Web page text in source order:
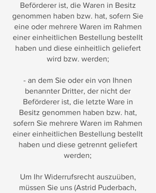
Beförderer ist, die Waren in Besitz
genommen haben bzw. hat, sofern Sie
eine oder mehrere Waren im Rahmen
einer einheitlichen Bestellung bestellt
haben und diese einheitlich geliefert
wird bzw. werden;
- an dem Sie oder ein von Ihnen
benannter Dritter, der nicht der
Beförderer ist, die letzte Ware in
Besitz genommen haben bzw. hat,
sofern Sie mehrere Waren im Rahmen
einer einheitlichen Bestellung bestellt
haben und diese getrennt geliefert
werden;
Um Ihr Widerrufsrecht auszuüben,
müssen Sie uns (Astrid Puderbach,